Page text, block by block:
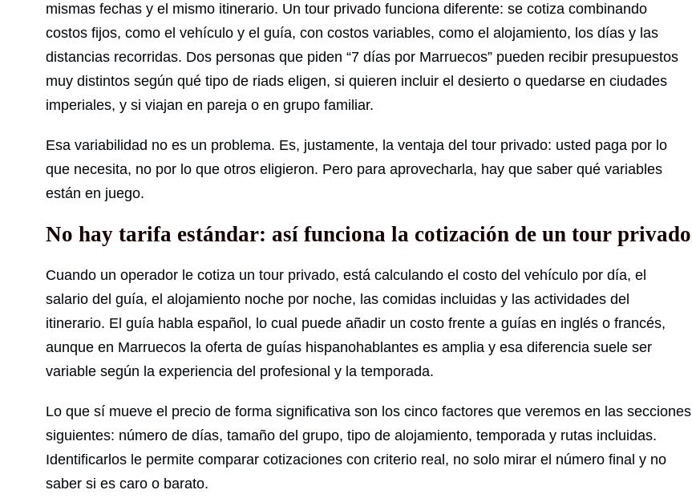
mismas fechas y el mismo itinerario. Un tour privado funciona diferente: se cotiza combinando
costos fijos, como el vehículo y el guía, con costos variables, como el alojamiento, los días y las
distancias recorridas. Dos personas que piden “7 días por Marruecos” pueden recibir presupuestos
muy distintos según qué tipo de riads eligen, si quieren incluir el desierto o quedarse en ciudades
imperiales, y si viajan en pareja o en grupo familiar.
Esa variabilidad no es un problema. Es, justamente, la ventaja del tour privado: usted paga por lo
que necesita, no por lo que otros eligieron. Pero para aprovecharla, hay que saber qué variables
están en juego.
No hay tarifa estándar: así funciona la cotización de un tour privado
Cuando un operador le cotiza un tour privado, está calculando el costo del vehículo por día, el
salario del guía, el alojamiento noche por noche, las comidas incluidas y las actividades del
itinerario. El guía habla español, lo cual puede añadir un costo frente a guías en inglés o francés,
aunque en Marruecos la oferta de guías hispanohablantes es amplia y esa diferencia suele ser
variable según la experiencia del profesional y la temporada.
Lo que sí mueve el precio de forma significativa son los cinco factores que veremos en las secciones
siguientes: número de días, tamaño del grupo, tipo de alojamiento, temporada y rutas incluidas.
Identificarlos le permite comparar cotizaciones con criterio real, no solo mirar el número final y no
saber si es caro o barato.